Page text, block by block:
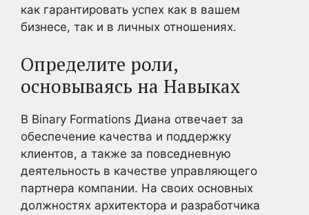
как гарантировать успех как в вашем
бизнесе, так и в личных отношениях.
Определите роли,
основываясь на Навыках
В Binary Formations Диана отвечает за
обеспечение качества и поддержку
клиентов, а также за повседневную
деятельность в качестве управляющего
партнера компании. На своих основных
должностях архитектора и разработчика